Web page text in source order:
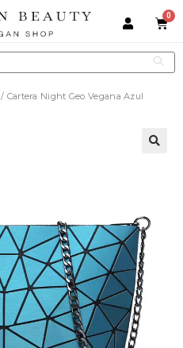
/ Cartera Night Geo Vegana Azul